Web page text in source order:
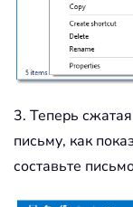
3. Теперь
письму, как
составьте